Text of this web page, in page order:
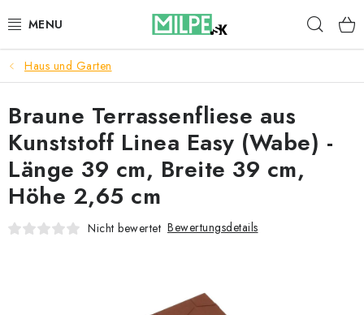
Inhalt
DACHFENSTER
DACHBODENTREPPE
HAUS UND GARTEN
BAU
BLOG
Haus und Garten
Braune Terrassenfliese aus
Kunststoff Linea Easy (Wabe) -
Länge 39 cm, Breite 39 cm,
Höhe 2,65 cm
Nicht bewertet Bewertungsdetails